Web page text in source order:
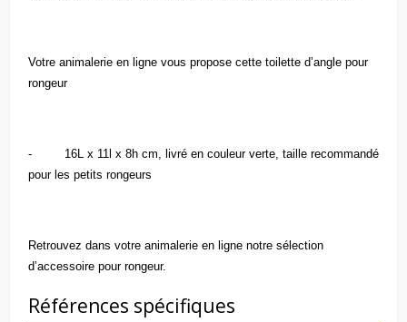
Votre animalerie en ligne vous propose cette toilette d’angle pour
rongeur
- 16L x 11l x 8h cm, livré en couleur verte, taille recommandé
pour les petits rongeurs
Retrouvez dans votre animalerie en ligne notre sélection
d’accessoire pour rongeur.
Références spécifiques